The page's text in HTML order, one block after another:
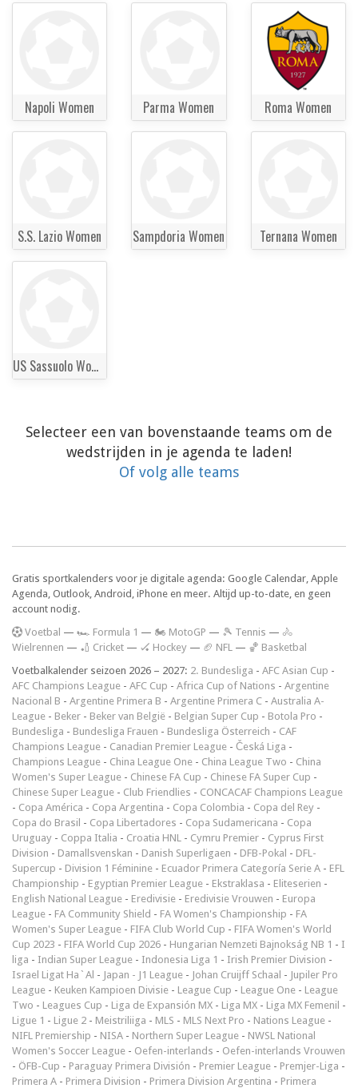
Napoli Women Parma Women Roma Women
S.S. Lazio Women Sampdoria Women Ternana Women
US Sassuolo Women
Selecteer een van bovenstaande teams om de
wedstrijden in je agenda te laden!
Of volg alle teams
Gratis sportkalenders voor je digitale agenda: Google Calendar, Apple
Agenda, Outlook, Android, iPhone en meer. Altijd up-to-date, en geen
account nodig.
Voetbal — 🏎️ Formula 1 — 🏍 MotoGP — 🎾 Tennis — 🚴
Wielrennen — 🏏 Cricket — 🏑 Hockey — 🏈 NFL — 🏀 Basketbal
Voetbalkalender seizoen 2026 – 2027: 2. Bundesliga - AFC Asian Cup -
AFC Champions League - AFC Cup - Africa Cup of Nations - Argentine
Nacional B - Argentine Primera B - Argentine Primera C - Australia A-
League - Beker - Beker van België - Belgian Super Cup - Botola Pro -
Bundesliga - Bundesliga Frauen - Bundesliga Österreich - CAF
Champions League - Canadian Premier League - Česká Liga -
Champions League - China League One - China League Two - China
Women's Super League - Chinese FA Cup - Chinese FA Super Cup -
Chinese Super League - Club Friendlies - CONCACAF Champions League
- Copa América - Copa Argentina - Copa Colombia - Copa del Rey -
Copa do Brasil - Copa Libertadores - Copa Sudamericana - Copa
Uruguay - Coppa Italia - Croatia HNL - Cymru Premier - Cyprus First
Division - Damallsvenskan - Danish Superligaen - DFB-Pokal - DFL-
Supercup - Division 1 Féminine - Ecuador Primera Categoría Serie A - EFL
Championship - Egyptian Premier League - Ekstraklasa - Eliteserien -
English National League - Eredivisie - Eredivisie Vrouwen - Europa
League - FA Community Shield - FA Women's Championship - FA
Women's Super League - FIFA Club World Cup - FIFA Women's World
Cup 2023 - FIFA World Cup 2026 - Hungarian Nemzeti Bajnokság NB 1 - I
liga - Indian Super League - Indonesia Liga 1 - Irish Premier Division -
Israel Ligat Ha`Al - Japan - J1 League - Johan Cruijff Schaal - Jupiler Pro
League - Keuken Kampioen Divisie - League Cup - League One - League
Two - Leagues Cup - Liga de Expansión MX - Liga MX - Liga MX Femenil -
Ligue 1 - Ligue 2 - Meistriliiga - MLS - MLS Next Pro - Nations League -
NIFL Premiership - NISA - Northern Super League - NWSL National
Women's Soccer League - Oefen-interlands - Oefen-interlands Vrouwen
- ÖFB-Cup - Paraguay Primera División - Premier League - Premjer-Liga -
Primera A - Primera Division - Primera Division Argentina - Primera